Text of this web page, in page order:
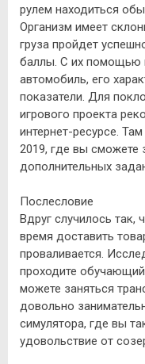
рулем находиться
Организм имеет
груза пройдет
баллы. С их помощью
автомобиль, его
показатели. Для
игрового проекта
интернет-ресурсе.
2019, где вы сможете
дополнительных
Послесловие
Вдруг случилось так,
время доставить
проваливается.
проходите
можете заняться
довольно
симулятора, где вы
удовольствие от